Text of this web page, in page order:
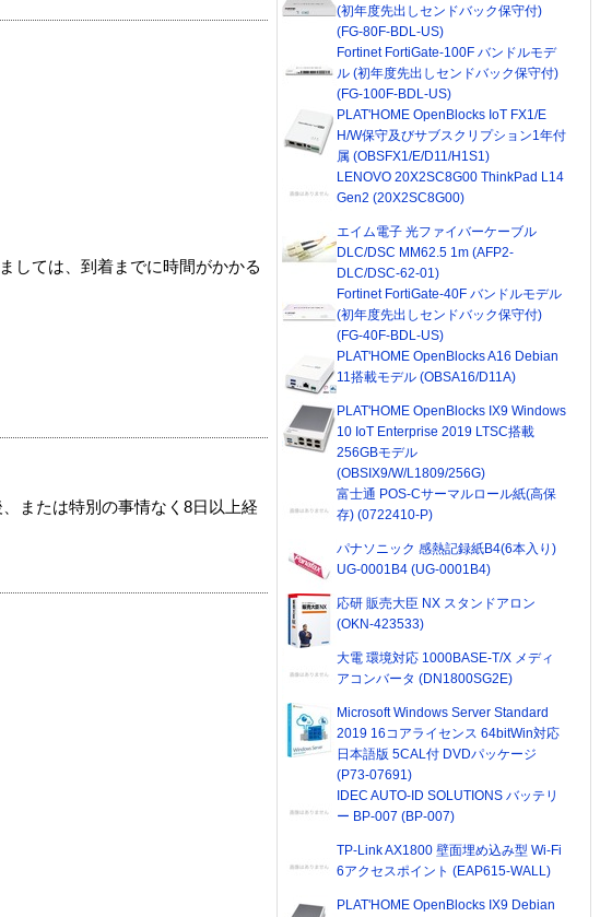
しては、到着までに時間がかかる
または特別の事情なく8日以上経
(初年度先出しセンドバック保守付)
(FG-80F-BDL-US)
Fortinet FortiGate-100F バンドルモデ
ル (初年度先出しセンドバック保守付)
(FG-100F-BDL-US)
PLAT'HOME OpenBlocks IoT FX1/E
H/W保守及びサブスクリプション1年付
属 (OBSFX1/E/D11/H1S1)
LENOVO 20X2SC8G00 ThinkPad L14
Gen2 (20X2SC8G00)
エイム電子 光ファイバーケーブル
DLC/DSC MM62.5 1m (AFP2-
DLC/DSC-62-01)
Fortinet FortiGate-40F バンドルモデル
(初年度先出しセンドバック保守付)
(FG-40F-BDL-US)
PLAT'HOME OpenBlocks A16 Debian
11搭載モデル (OBSA16/D11A)
PLAT'HOME OpenBlocks IX9 Windows
10 IoT Enterprise 2019 LTSC搭載
256GBモデル
(OBSIX9/W/L1809/256G)
富士通 POS-Cサーマルロール紙(高保
存) (0722410-P)
パナソニック 感熱記録紙B4(6本入り)
UG-0001B4 (UG-0001B4)
応研 販売大臣 NX スタンドアロン
(OKN-423533)
大電 環境対応 1000BASE-T/X メディ
アコンバータ (DN1800SG2E)
Microsoft Windows Server Standard
2019 16コアライセンス 64bitWin対応
日本語版 5CAL付 DVDパッケージ
(P73-07691)
IDEC AUTO-ID SOLUTIONS バッテリ
ー BP-007 (BP-007)
TP-Link AX1800 壁面埋め込み型 Wi-Fi
6アクセスポイント (EAP615-WALL)
PLAT'HOME OpenBlocks IX9 Debian